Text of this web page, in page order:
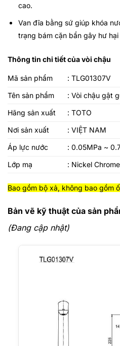
cao.
Van đĩa bằng sứ giúp khóa
trạng bám cặn bẩn gây hư hại
Thông tin chi tiết của vòi chậu
Mã sản phẩm
: TLG01307V
Tên sản phẩm
: Vòi chậu gật
Hãng sản xuất
: TOTO
Nơi sản xuất
: VIỆT NAM
Áp lực nước
: 0.05MPa ~
Lớp mạ
: Nickel Chrome
Bao gồm bộ xả, không bao gồm
Bản vẽ kỹ thuật của sản
(Đang cập nhật)